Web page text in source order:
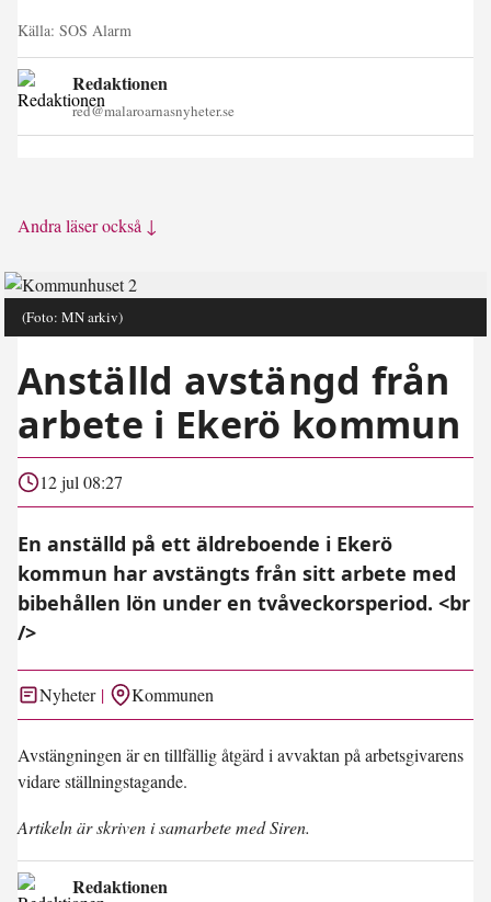
Källa: SOS Alarm
Redaktionen
red@malaroarnasnyheter.se
Andra läser också ↓
(Foto: MN arkiv)
Anställd avstängd från
arbete i Ekerö kommun
12 jul 08:27
En anställd på ett äldreboende i Ekerö
kommun har avstängts från sitt arbete med
bibehållen lön under en tvåveckorsperiod. <br
/>
Nyheter Kommunen
Avstängningen är en tillfällig åtgärd i avvaktan på arbetsgivarens
vidare ställningstagande.
Artikeln är skriven i samarbete med Siren.
Redaktionen